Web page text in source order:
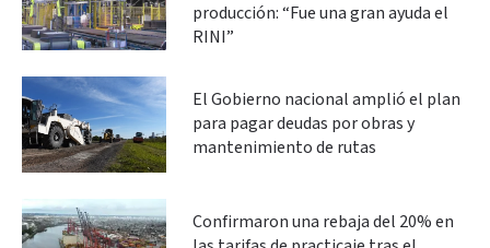
producción: “Fue una gran ayuda el
RINI”
El Gobierno nacional amplió el plan
para pagar deudas por obras y
mantenimiento de rutas
Confirmaron una rebaja del 20% en